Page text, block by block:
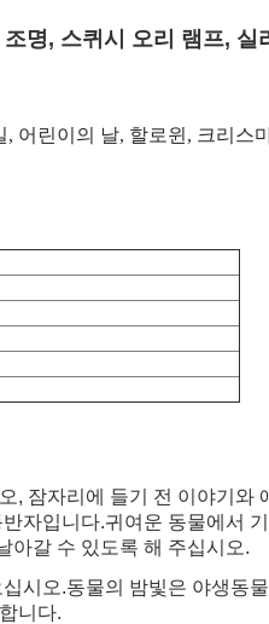
명, 스퀴시 오리 램프,
어린이의 날, 할로윈, 크리스
, 잠자리에 들기 전 이야기
자입니다.귀여운 동물에서
아갈 수 있도록 해 주십시오.
시오.동물의 밤빛은 야생동
니다.